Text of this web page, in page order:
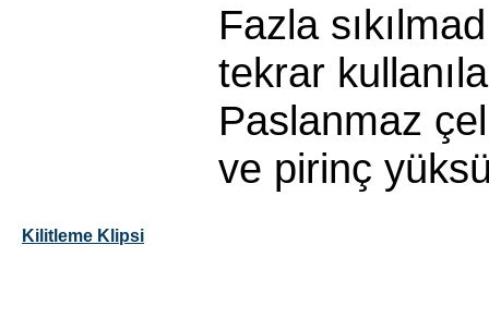
Fazla
tekrar
Paslanmaz
ve pirinç
Kilitleme Klipsi